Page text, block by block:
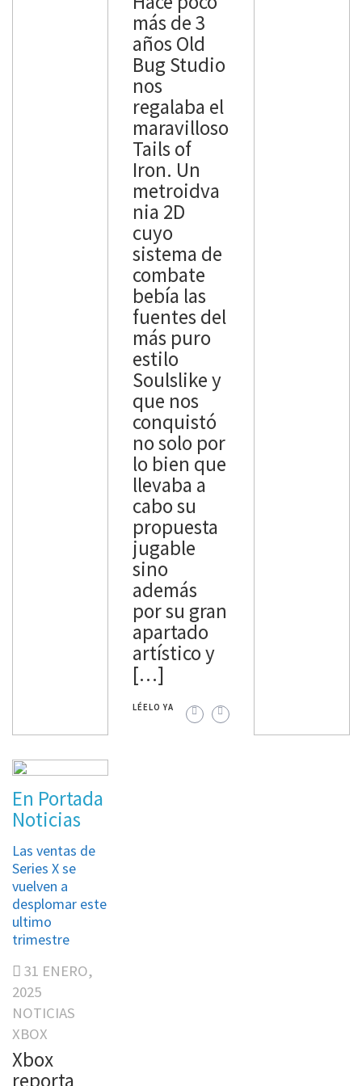
Heaven,
debutaba
en consolas
de 128 bits
en plena
edad
dorada de
los juegos
de mundo
abierto,
tras la gran
irrupción
de Grand
Theft Auto
III (2001),
que había
llegado
para
marcar un
antes y un
[…]
LÉELO YA
Analisis
En Portada
PC PS5
Series X
SWITCH
Videojuegos
Post Trauma.
Análisis.
19 MAYO,
2025
POST
TRAUMA
PS5
RAW FURY
RED SOUL
más de 3
años Old
Bug Studio
nos
regalaba el
maravilloso
Tails of
Iron. Un
metroidva
nia 2D
cuyo
sistema de
combate
bebía las
fuentes del
más puro
estilo
Soulslike y
que nos
conquistó
no solo por
lo bien que
llevaba a
cabo su
propuesta
jugable
sino
además
por su gran
apartado
artístico y
[…]
LÉELO YA
En Portada
Noticias
Las ventas de
Series X se
vuelven a
desplomar este
ultimo
trimestre
31 ENERO,
2025
NOTICIAS
XBOX
Xbox
reporta